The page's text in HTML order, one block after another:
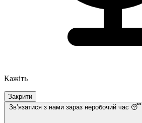
Кажіть
Закрити
Звʼязатися з нами зараз неробочий час 😴